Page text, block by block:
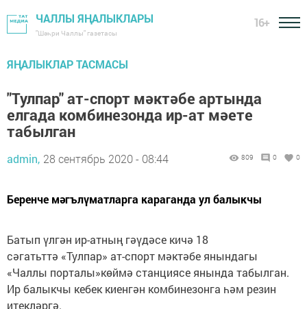
ЧАЛЛЫ ЯҢАЛЫКЛАРЫ
"Шәһри Чаллы" газетасы
16+
ЯҢАЛЫКЛАР ТАСМАСЫ
"Тулпар" ат-спорт мәктәбе артында
елгада комбинезонда ир-ат мәете
табылган
admin, 28 сентябрь 2020 - 08:44 809 0 0
Беренче мәгълүматларга караганда ул балыкчы
Батып үлгән ир-атның гәүдәсе кичә 18
сәгатьттә «Тулпар» ат-спорт мәктәбе янындагы
«Чаллы порталы»көймә станциясе янында табылган.
Ир балыкчы кебек киенгән комбинезонга һәм резин
итекләргә.